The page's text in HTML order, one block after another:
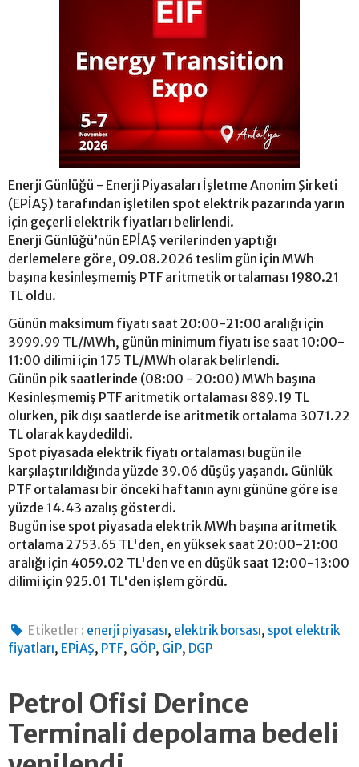
Enerji Günlüğü - Enerji Piyasaları İşletme Anonim Şirketi
(EPİAŞ) tarafından işletilen spot elektrik pazarında yarın
için geçerli elektrik fiyatları belirlendi.
Enerji Günlüğü’nün EPİAŞ verilerinden yaptığı
derlemelere göre, 09.08.2026 teslim gün için MWh
başına kesinleşmemiş PTF aritmetik ortalaması 1980.21
TL oldu.
Günün maksimum fiyatı saat 20:00-21:00 aralığı için
3999.99 TL/MWh, günün minimum fiyatı ise saat 10:00-
11:00 dilimi için 175 TL/MWh olarak belirlendi.
Günün pik saatlerinde (08:00 - 20:00) MWh başına
Kesinleşmemiş PTF aritmetik ortalaması 889.19 TL
olurken, pik dışı saatlerde ise aritmetik ortalama 3071.22
TL olarak kaydedildi.
Spot piyasada elektrik fiyatı ortalaması bugün ile
karşılaştırıldığında yüzde 39.06 düşüş yaşandı. Günlük
PTF ortalaması bir önceki haftanın aynı gününe göre ise
yüzde 14.43 azalış gösterdi.
Bugün ise spot piyasada elektrik MWh başına aritmetik
ortalama 2753.65 TL'den, en yüksek saat 20:00-21:00
aralığı için 4059.02 TL'den ve en düşük saat 12:00-13:00
dilimi için 925.01 TL'den işlem gördü.
Etiketler : enerji piyasası, elektrik borsası, spot elektrik
fiyatları, EPİAŞ, PTF, GÖP, GİP, DGP
Petrol Ofisi Derince
Terminali depolama bedeli